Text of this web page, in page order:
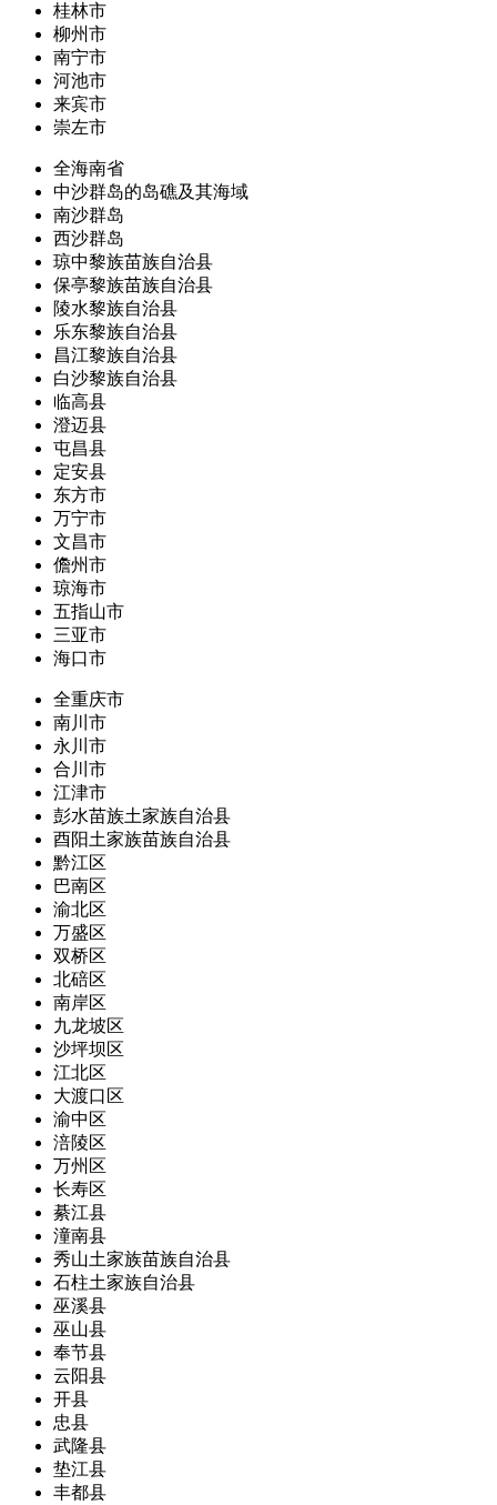
桂林市
柳州市
南宁市
河池市
来宾市
崇左市
全海南省
中沙群岛的岛礁及其海域
南沙群岛
西沙群岛
琼中黎族苗族自治县
保亭黎族苗族自治县
陵水黎族自治县
乐东黎族自治县
昌江黎族自治县
白沙黎族自治县
临高县
澄迈县
屯昌县
定安县
东方市
万宁市
文昌市
儋州市
琼海市
五指山市
三亚市
海口市
全重庆市
南川市
永川市
合川市
江津市
彭水苗族土家族自治县
酉阳土家族苗族自治县
黔江区
巴南区
渝北区
万盛区
双桥区
北碚区
南岸区
九龙坡区
沙坪坝区
江北区
大渡口区
渝中区
涪陵区
万州区
长寿区
綦江县
潼南县
秀山土家族苗族自治县
石柱土家族自治县
巫溪县
巫山县
奉节县
云阳县
开县
忠县
武隆县
垫江县
丰都县